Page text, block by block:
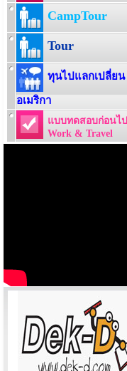
CampTour
Tour
ทุนไปแลกเปลี่ยน
อเมริกา
แบบทดสอบก่อนไป
Work & Travel